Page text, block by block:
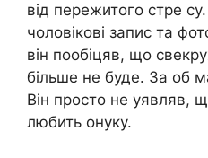
від пережитого стре
чоловікові запис та
він пообіцяв, що
більше не буде. За об
Він просто не уявляв,
любить онуку.